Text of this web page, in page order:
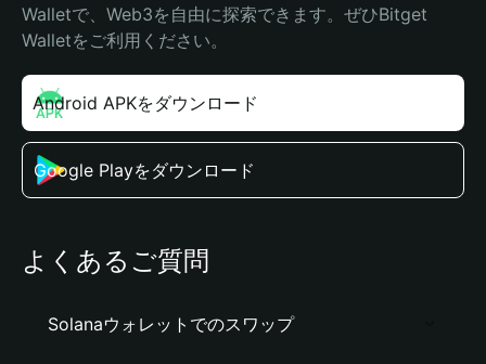
Walletで、Web3を自由に探索できます。ぜひBitget
Walletをご利用ください。
Android APKをダウンロード
Google Playをダウンロード
よくあるご質問
Solanaウォレットでのスワップ